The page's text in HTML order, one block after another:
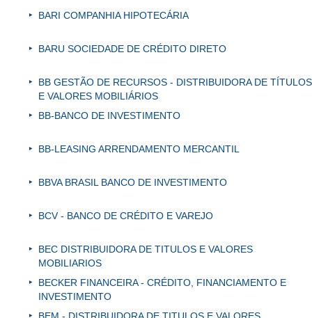
BARI COMPANHIA HIPOTECÁRIA
BARU SOCIEDADE DE CRÉDITO DIRETO
BB GESTÃO DE RECURSOS - DISTRIBUIDORA DE TÍTULOS
E VALORES MOBILIÁRIOS
BB-BANCO DE INVESTIMENTO
BB-LEASING ARRENDAMENTO MERCANTIL
BBVA BRASIL BANCO DE INVESTIMENTO
BCV - BANCO DE CRÉDITO E VAREJO
BEC DISTRIBUIDORA DE TITULOS E VALORES
MOBILIARIOS
BECKER FINANCEIRA - CRÉDITO, FINANCIAMENTO E
INVESTIMENTO